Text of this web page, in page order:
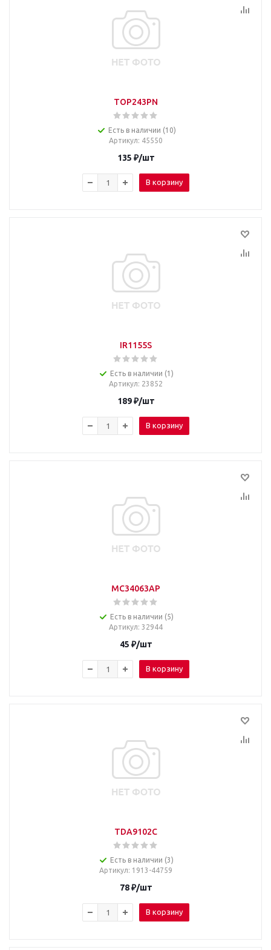
TOP243PN
Есть в наличии (10)
Артикул: 45550
135 ₽/шт
В корзину
IR1155S
Есть в наличии (1)
Артикул: 23852
189₽/шт
В корзину
MC34063AP
Есть в наличии (5)
Артикул: 32944
45 ₽/шт
В корзину
TDA9102C
Есть в наличии (3)
Артикул: 1913-44759
78₽/шт
В корзину